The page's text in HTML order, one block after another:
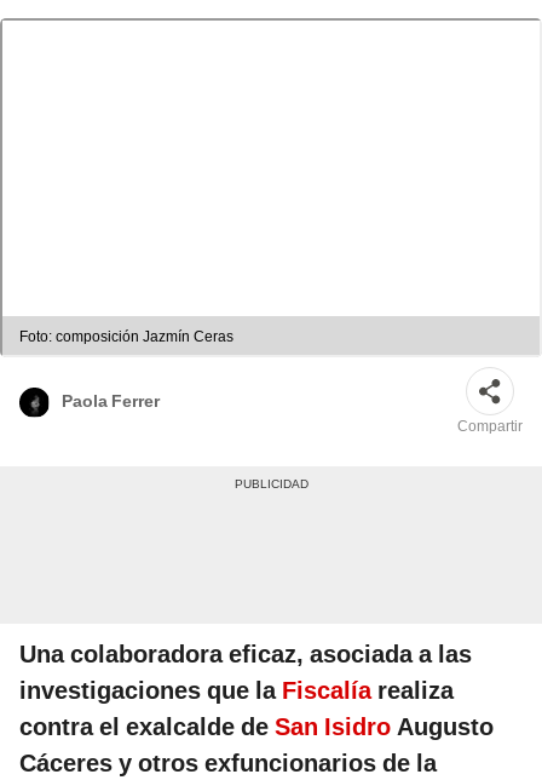
Foto: composición Jazmín Ceras
Paola Ferrer
Compartir
Una colaboradora eficaz, asociada a las
investigaciones que la Fiscalíarealiza
contra el exalcalde de San Isidro Augusto
Cáceres y otros exfuncionarios de la